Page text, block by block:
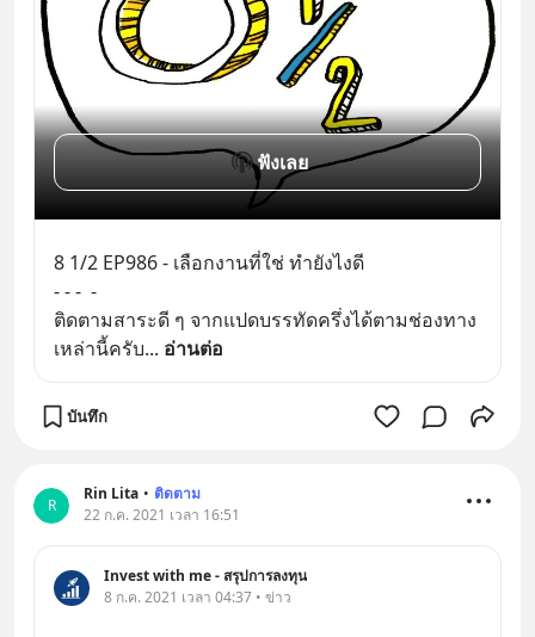
ฟังเลย
8 1/2 EP986 - เลือกงานที่ใช่ ทำยังไงดี
- - -  -
ติดตามสาระดี ๆ จากแปดบรรทัดครึ่งได้ตามช่องทาง
เหล่านี้ครับ... อ่านต่อ
บันทึก
R
Rin Lita • ติดตาม
22 ก.ค. 2021 เวลา 16:51
Invest with me - สรุปการลงทุน
8 ก.ค. 2021 เวลา 04:37 • ข่าว